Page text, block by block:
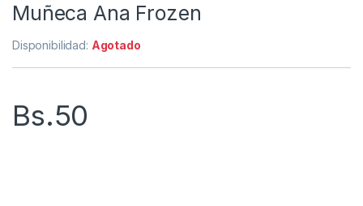
Muñeca Ana Frozen
Disponibilidad: Agotado
Bs.50